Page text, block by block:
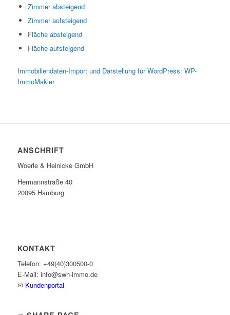
Zimmer absteigend
Zimmer aufsteigend
Fläche absteigend
Fläche aufsteigend
Immobiliendaten-Import und Darstellung für WordPress: WP-
ImmoMakler
ANSCHRIFT
Woerle & Heinicke GmbH
Hermannstraße 40
20095 Hamburg
KONTAKT
Telefon: +49(40)300500-0
E-Mail: info@swh-immo.de
✉ Kundenportal